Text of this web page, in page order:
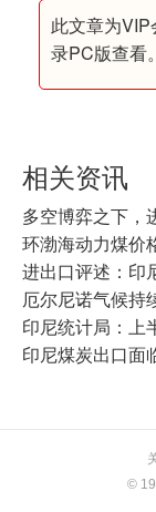
此文章为
录PC版查看。
相关资讯
多空博弈之下，
环渤海动力煤价
厄尔尼诺气候持
印尼煤炭出口面
©